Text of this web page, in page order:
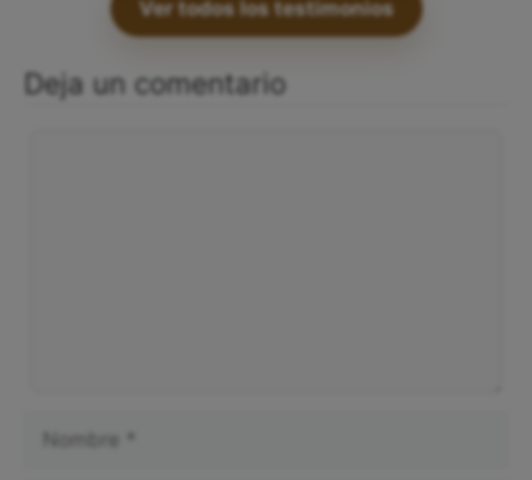
Ver todos los testimonios
Deja un comentario